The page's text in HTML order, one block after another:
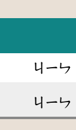
ㄐㄧㄣ
ㄐㄧㄣ